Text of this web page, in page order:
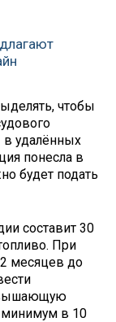
чтобы
удалённых
понесла в
будет подать
составит 30
При
месяцев до
минимум в 10